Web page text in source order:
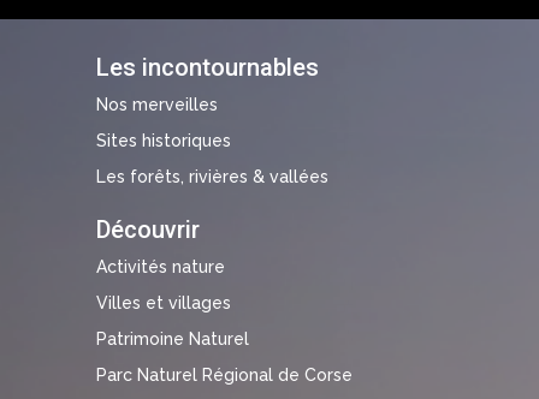
Les incontournables
Nos merveilles
Sites historiques
Les forêts, rivières & vallées
Découvrir
Activités nature
Villes et villages
Patrimoine Naturel
Parc Naturel Régional de Corse